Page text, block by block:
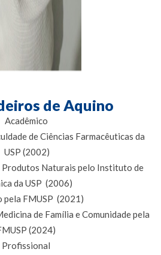
de Aquino
Acadêmico
de Ciências Farmacêuticas da
USP (2002)
Produtos Naturais pelo Instituto de
da USP (2006)
pela FMUSP (2021)
de Família e Comunidade pela
(2024)
Profissional